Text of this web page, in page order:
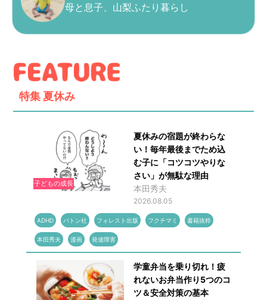
母と息子、山梨ふたり暮らし
特集 夏休み
子どもの成長
夏休みの宿題が終わらな
い！毎年最後までため込
む子に「コツコツやりな
さい」が無駄な理由
本田秀夫
2026.08.05
ADHD バトン社 フォレスト出版 フクチマミ 書籍抜粋
本田秀夫 漫画 発達障害
学童弁当を乗り切れ！疲
れないお弁当作り5つのコ
ツ＆安全対策の基本